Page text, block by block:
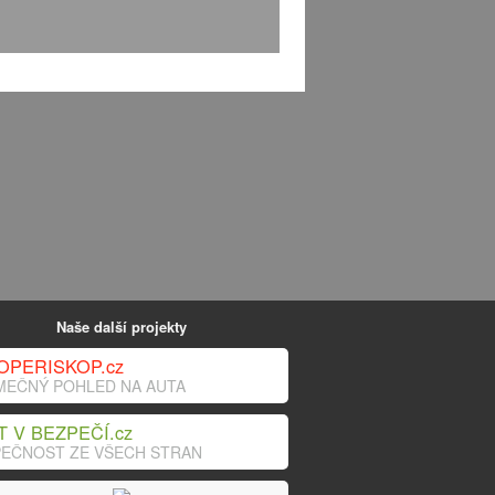
Naše další projekty
POHLED NA AUTA
V BEZPEČÍ.cz
ZE VŠECH STRAN